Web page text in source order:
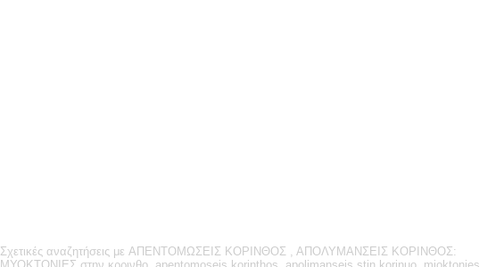
Σχετικές αναζητήσεις με ΑΠΕΝΤΟΜΩΣΕΙΣ ΚΟΡΙΝΘΟΣ , ΑΠΟΛΥΜΑΝΣΕΙΣ ΚΟΡΙΝΘΟΣ: